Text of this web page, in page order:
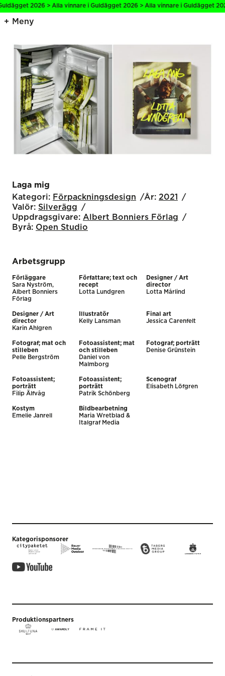
2026 > Alla vinnare i Guldägget 2026 > Alla vinnare i Guldägget
Meny
Laga mig
Kategori: Förpackningsdesign År: 2021
Valör: Silverägg
Uppdragsgivare: Albert Bonniers Förlag
Byrå: Open Studio
Arbetsgrupp
Förläggare
Sara Nyström,
Albert Bonniers
Förlag
Författare; text och
recept
Lotta Lundgren
Designer / Art
director
Lotta Mårlind
Designer / Art
director
Karin Ahlgren
Illustratör
Kelly Lansman
Final art
Jessica Carenfelt
Fotograf; mat och
stilleben
Pelle Bergström
Fotoassistent; mat
och stilleben
Daniel von
Malmborg
Fotograf; porträtt
Denise Grünstein
Fotoassistent;
porträtt
Filip Älfvåg
Fotoassistent;
porträtt
Patrik Schönberg
Scenograf
Elisabeth Löfgren
Kostym
Emelie Janrell
Bildbearbetning
Maria Wretblad &
Italgraf Media
Kategorisponsorer
Produktionspartners